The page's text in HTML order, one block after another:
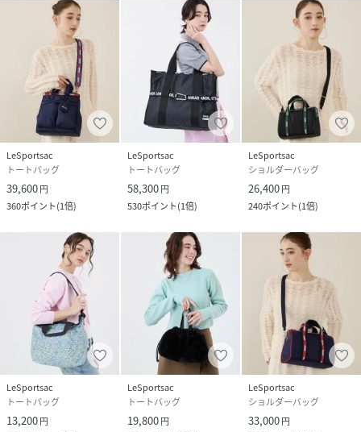
LeSportsac
トートバッグ
39,600円
360ポイント(1倍)
LeSportsac
トートバッグ
58,300円
530ポイント(1倍)
LeSportsac
ショルダーバッグ
26,400円
240ポイント(1倍)
LeSportsac
トートバッグ
13,200円
LeSportsac
トートバッグ
19,800円
LeSportsac
ショルダーバッグ
33,000円